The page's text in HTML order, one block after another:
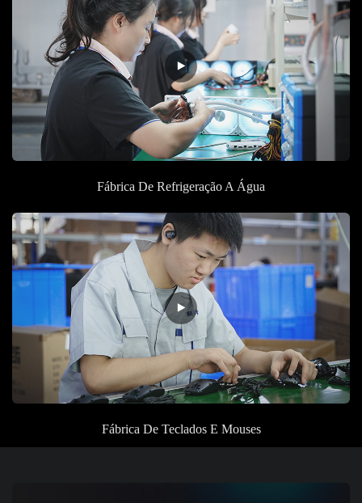
Fábrica De Refrigeração A Água
Fábrica De Teclados E Mouses